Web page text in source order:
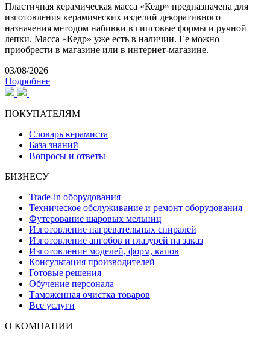
Пластичная керамическая масса «Кедр» предназначена для
изготовления керамических изделий декоративного
назначения методом набивки в гипсовые формы и ручной
лепки. Масса «Кедр» уже есть в наличии. Ее можно
приобрести в магазине или в интернет-магазине.
03/08/2026
Подробнее
ПОКУПАТЕЛЯМ
Словарь керамиста
База знаний
Вопросы и ответы
БИЗНЕСУ
Trade-in оборудования
Техническое обслуживание и ремонт оборудования
Футерование шаровых мельниц
Изготовление нагревательных спиралей
Изготовление ангобов и глазурей на заказ
Изготовление моделей, форм, капов
Консультация производителей
Готовые решения
Обучение персонала
Таможенная очистка товаров
Все услуги
О КОМПАНИИ